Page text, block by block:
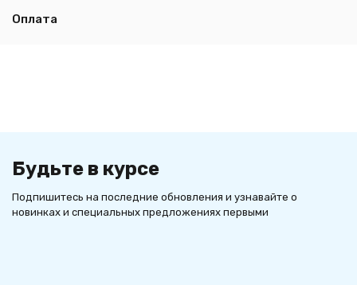
Оплата
Будьте в курсе
Подпишитесь на последние обновления и узнавайте о
новинках и специальных предложениях первыми